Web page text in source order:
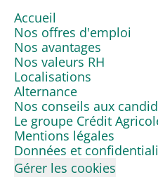
Accueil
Nos offres d'emploi
Nos avantages
Nos valeurs RH
Localisations
Alternance
Nos conseils aux
Le groupe Crédit
Mentions légales
Données et
Gérer les cookies